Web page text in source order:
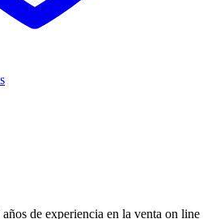
de experiencia en la venta on line